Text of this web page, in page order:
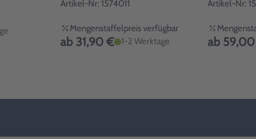
Artikel-Nr: 1574011
Mengenstaffelpreis verfügbar
ab 31,90 € 1-2 Werktage
Artikel-Nr:
ab